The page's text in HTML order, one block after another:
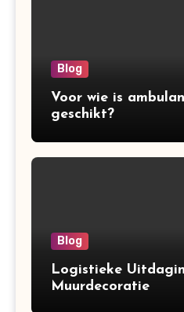
Blog
Voor wie is
geschikt?
Blog
Logistieke
Muurdecoratie